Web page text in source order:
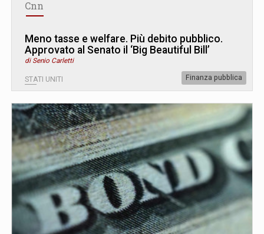
Cnn
Meno tasse e welfare. Più debito pubblico.
Approvato al Senato il ‘Big Beautiful Bill’
di Senio Carletti
STATI UNITI Finanza pubblica